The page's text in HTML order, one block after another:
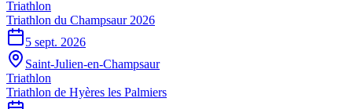
Triathlon
Triathlon du Champsaur 2026
5 sept. 2026
Saint-Julien-en-Champsaur
Triathlon
Triathlon de Hyères les Palmiers